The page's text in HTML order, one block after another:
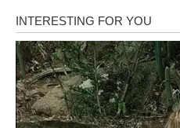
Ako ste u vezi, moguće je
će vam pokazati koliko mu
kroz reči. Bićete dirnuti
Slobodni Ovnovi mogli bi
prošlosti. Ta poruka će